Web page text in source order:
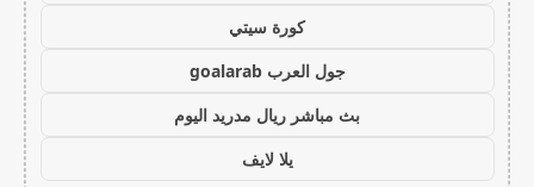
كورة سيتي
جول العرب goalarab
بث مباشر ريال مدريد اليوم
يلا لايف